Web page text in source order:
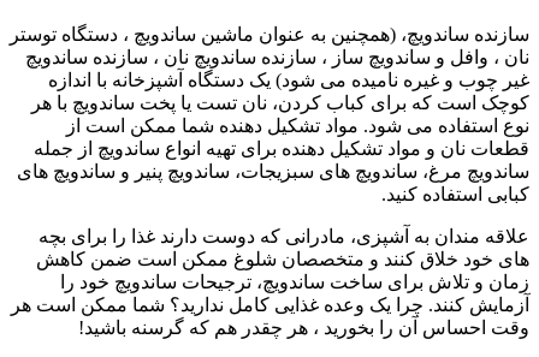
سازنده ساندویچ، (همچنین به عنوان ماشین ساندویچ ، دستگاه توستر
نان ، وافل و ساندویچ ساز ، سازنده ساندویچ نان ، سازنده ساندویچ
غیر چوب و غیره نامیده می شود) یک دستگاه آشپزخانه با اندازه
کوچک است که برای کباب کردن، نان تست یا پخت ساندویچ با هر
نوع استفاده می شود. مواد تشکیل دهنده شما ممکن است از
قطعات نان و مواد تشکیل دهنده برای تهیه انواع ساندویچ از جمله
ساندویچ مرغ، ساندویچ های سبزیجات، ساندویچ پنیر و ساندویچ های
کبابی استفاده کنید.
علاقه مندان به آشپزی، مادرانی که دوست دارند غذا را برای بچه
های خود خلاق کنند و متخصصان شلوغ ممکن است ضمن کاهش
زمان و تلاش برای ساخت ساندویچ، ترجیحات ساندویچ خود را
آزمایش کنند. چرا یک وعده غذایی کامل ندارید؟ شما ممکن است هر
وقت احساس آن را بخورید ، هر چقدر هم که گرسنه باشید!